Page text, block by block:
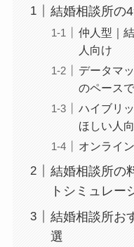
結婚相談所の
仲人型｜
人向け
データマ
のペース
ハイブリ
ほしい人
オンライ
結婚相談所の
トシミュレー
結婚相談所お
選